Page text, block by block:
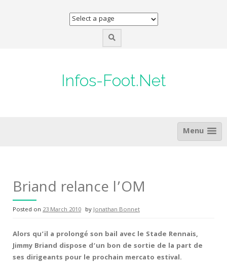
Infos-Foot.Net
Menu
Briand relance l’OM
Posted on 23 March 2010 byJonathan Bonnet
Alors qu’il a prolongé son bail avec le Stade Rennais,
Jimmy Briand dispose d’un bon de sortie de la part de
ses dirigeants pour le prochain mercato estival.